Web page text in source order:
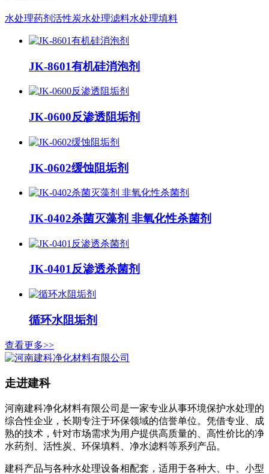
水处理药剂 活性炭水处理滤料水处理填料
JK-8601有机硅消泡剂
JK-0600反渗透阻垢剂
JK-0602缓蚀阻垢剂
JK-0402杀菌灭藻剂 非氧化性杀菌剂
JK-0401反渗透杀菌剂
循环水阻垢剂
查看更多>>
走进建科
河南建科净化材料有限公司是一家专业从事环境保护水处理的
综合性企业，长期专注于环保领域的信誉单位。凭借专业、成
熟的技术，针对市场需求为用户提供高质量的、高性价比的净
水药剂、活性炭、环保填料、净水滤料等系列产品。
建科产品与各种水处理设备相配套，适用于各种大、中、小型